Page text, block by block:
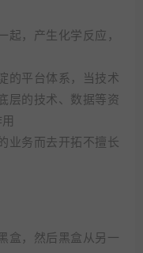
起，产生化学反应，
的平台体系，当技术
层的技术、数据等资
业务而去开拓不擅长
盒，然后黑盒从另一